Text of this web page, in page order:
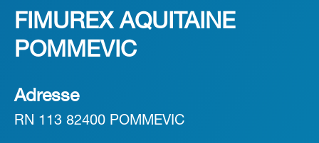
FIMUREX AQUITAINE
POMMEVIC
Adresse
RN 113 82400 POMMEVIC